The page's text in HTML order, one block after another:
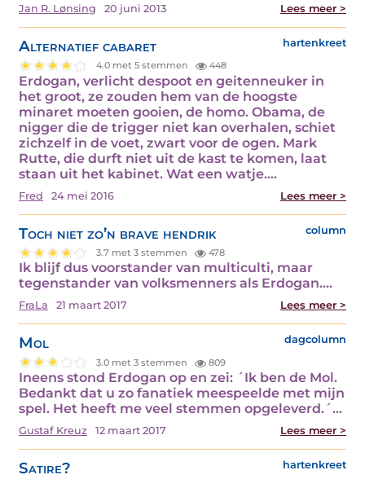
Jan R. Lønsing 20 juni 2013 Lees meer >
Alternatief cabaret hartenkreet
4.0 met 5 stemmen 448
Erdogan, verlicht despoot en geitenneuker in
het groot, ze zouden hem van de hoogste
minaret moeten gooien, de homo. Obama, de
nigger die de trigger niet kan overhalen, schiet
zichzelf in de voet, zwart voor de ogen. Mark
Rutte, die durft niet uit de kast te komen, laat
staan uit het kabinet. Wat een watje.…
Fred 24 mei 2016 Lees meer >
Toch niet zo’n brave hendrik column
3.7 met 3 stemmen 478
Ik blijf dus voorstander van multiculti, maar
tegenstander van volksmenners als Erdogan.…
FraLa 21 maart 2017 Lees meer >
Mol dagcolumn
3.0 met 3 stemmen 809
Ineens stond Erdogan op en zei: ´Ik ben de Mol.
Bedankt dat u zo fanatiek meespeelde met mijn
spel. Het heeft me veel stemmen opgeleverd.´…
Gustaf Kreuz 12 maart 2017 Lees meer >
Satire? hartenkreet